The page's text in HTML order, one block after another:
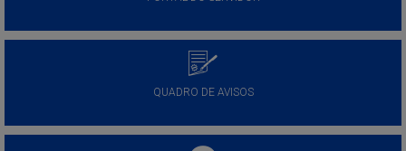
QUADRO DE AVISOS